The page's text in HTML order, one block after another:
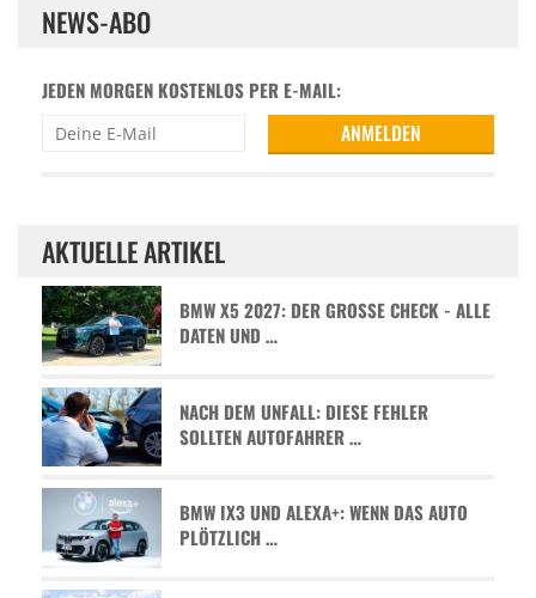
NEWS-ABO
JEDEN MORGEN KOSTENLOS PER E-MAIL:
AKTUELLE ARTIKEL
BMW X5 2027: DER GROSSE CHECK - ALLE D
ATEN UND …
NACH DEM UNFALL: DIESE FEHLER
SOLLTEN AUTOFAHRER …
BMW IX3 UND ALEXA+: WENN DAS AUTO
PLÖTZLICH …